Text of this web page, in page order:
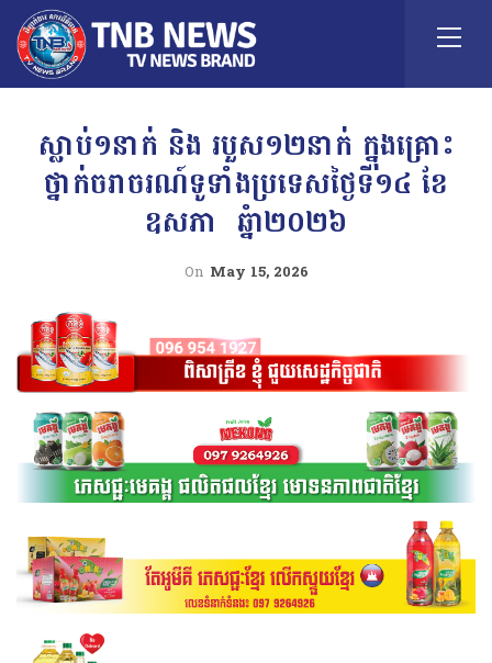
ស្លាប់១នាក់ និង របួស១២នាក់ ក្នុងគ្រោះ
ថ្នាក់ចរាចរណ៍ទូទាំងប្រទេសថ្ងៃទី១៤ ខែ
ឧសភា ឆ្នំា២០២៦
On May 15, 2026